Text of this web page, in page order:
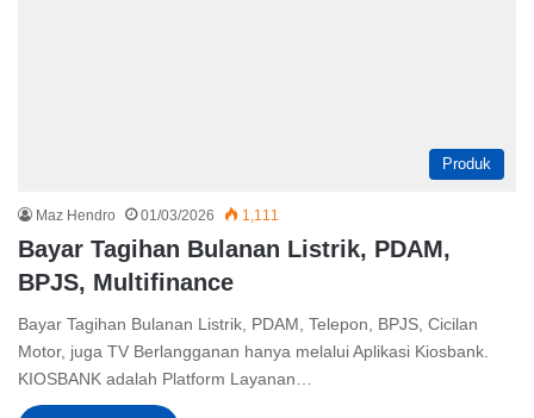
Produk
Maz Hendro 01/03/2026 1,111
Bayar Tagihan Bulanan Listrik, PDAM,
BPJS, Multifinance
Bayar Tagihan Bulanan Listrik, PDAM, Telepon, BPJS, Cicilan
Motor, juga TV Berlangganan hanya melalui Aplikasi Kiosbank.
KIOSBANK adalah Platform Layanan…